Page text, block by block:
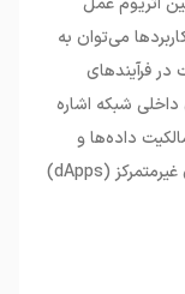
می‌توان به
فرآیندهای
داخلی شبکه اشاره
داده‌ها و
حفاظت از حریم خصوصی کاربران در برنامه‌های غیرمتمرکز (dApps)